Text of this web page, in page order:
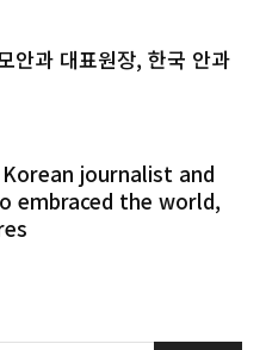
안과 대표원장, 한국 안과
journalist and
embraced the world,